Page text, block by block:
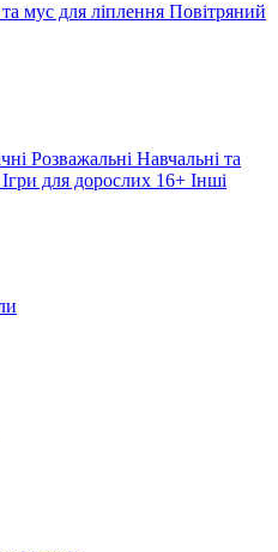
мус для ліплення Повітряний
Розважальні Навчальні та
Ігри для дорослих 16+ Інші